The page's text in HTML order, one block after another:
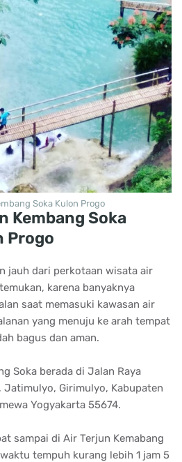
Soka Kulon Progo
Kembang Soka
Progo
jauh dari perkotaan wisata air
karena banyaknya
saat memasuki kawasan air
yang menuju ke arah tempat
bagus dan aman.
Soka berada di Jalan Raya
Jatimulyo, Girimulyo, Kabupaten
Yogyakarta 55674.
sampai di Air Terjun Kemabang
tempuh kurang lebih 1 jam 5